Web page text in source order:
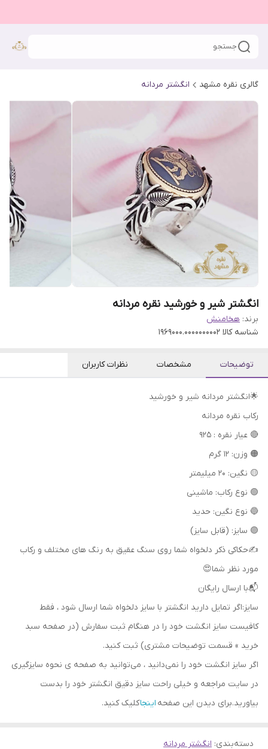
جستجو
گالری نقره مشهد انگشتر مردانه
انگشتر شیر و خورشید نقره مردانه
برند: هخامنش
شناسه کالا 1969000.0000000002
توضیحات مشخصات نظرات کاربران
🌟انگشتر مردانه شیر و خورشید
رکاب نقره مردانه
🔴 عیار نقره : 925
🟠 وزن: 12 گرم
🟡 نگین: 20 میلیمتر
🟢 نوع رکاب: ماشینی
🔵 نوع نگین: حدید
🟣 سایز: (قابل سایز)
✍حکاکی ذکر دلخواه شما روی سنگ عقیق به رنگ های مختلف و رکاب
مورد نظر شما😍
📬با ارسال رایگان
سایز:اگر تمایل دارید انگشتر با سایز دلخواه شما ارسال شود ، فقط
کافیست سایز انگشت خود را در هنگام ثبت سفارش (در صفحه سبد
خرید » قسمت توضیحات مشتری) ثبت کنید.
اگر سایز انگشت خود را نمی‌دانید ، می‌توانید به صفحه ی نحوه سایزگیری
در سایت مراجعه و خیلی راحت سایز دقیق انگشتر خود را بدست
بیاورید.برای دیدن این صفحه اینجاکلیک کنید.
دسته‌بندی: انگشتر مردانه